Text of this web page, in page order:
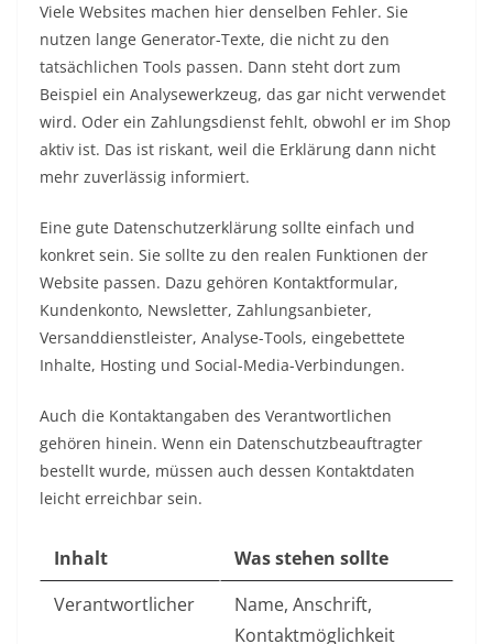
Viele Websites machen hier denselben Fehler. Sie
nutzen lange Generator-Texte, die nicht zu den
tatsächlichen Tools passen. Dann steht dort zum
Beispiel ein Analysewerkzeug, das gar nicht verwendet
wird. Oder ein Zahlungsdienst fehlt, obwohl er im Shop
aktiv ist. Das ist riskant, weil die Erklärung dann nicht
mehr zuverlässig informiert.
Eine gute Datenschutzerklärung sollte einfach und
konkret sein. Sie sollte zu den realen Funktionen der
Website passen. Dazu gehören Kontaktformular,
Kundenkonto, Newsletter, Zahlungsanbieter,
Versanddienstleister, Analyse-Tools, eingebettete
Inhalte, Hosting und Social-Media-Verbindungen.
Auch die Kontaktangaben des Verantwortlichen
gehören hinein. Wenn ein Datenschutzbeauftragter
bestellt wurde, müssen auch dessen Kontaktdaten
leicht erreichbar sein.
Inhalt
Was stehen sollte
Verantwortlicher
Name, Anschrift,
Kontaktmöglichkeit